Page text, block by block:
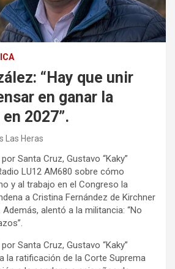
“Hay que unir
en ganar la
2027”.
Las Heras
Santa Cruz, Gustavo “Kaky”
LU12 AM680 sobre cómo
y al trabajo en el Congreso la
a Cristina Fernández de Kirchner
alentó a la militancia: “No
Santa Cruz, Gustavo “Kaky”
la ratificación de la Corte Suprema